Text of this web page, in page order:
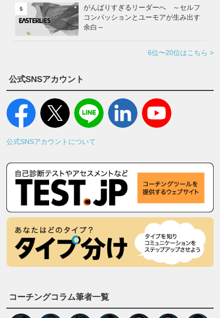
5
がんばりすぎるリーダーへ ～セルフ
コンパッションとユーモアが生み出す
余白～
6位〜20位はこちら >
公式SNSアカウント
公式SNSアカウントについて
コーチングコラム筆者一覧